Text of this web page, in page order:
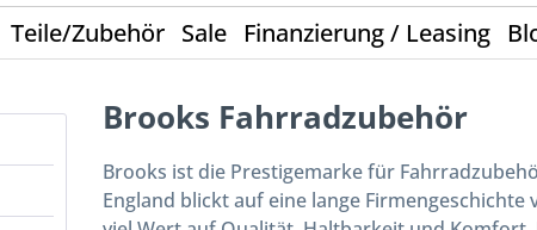
Teile/Zubehör Sale Finanzierung / Leasing
Brooks Fahrradzubehör
Brooks ist die Prestigemarke für
England blickt auf eine lange